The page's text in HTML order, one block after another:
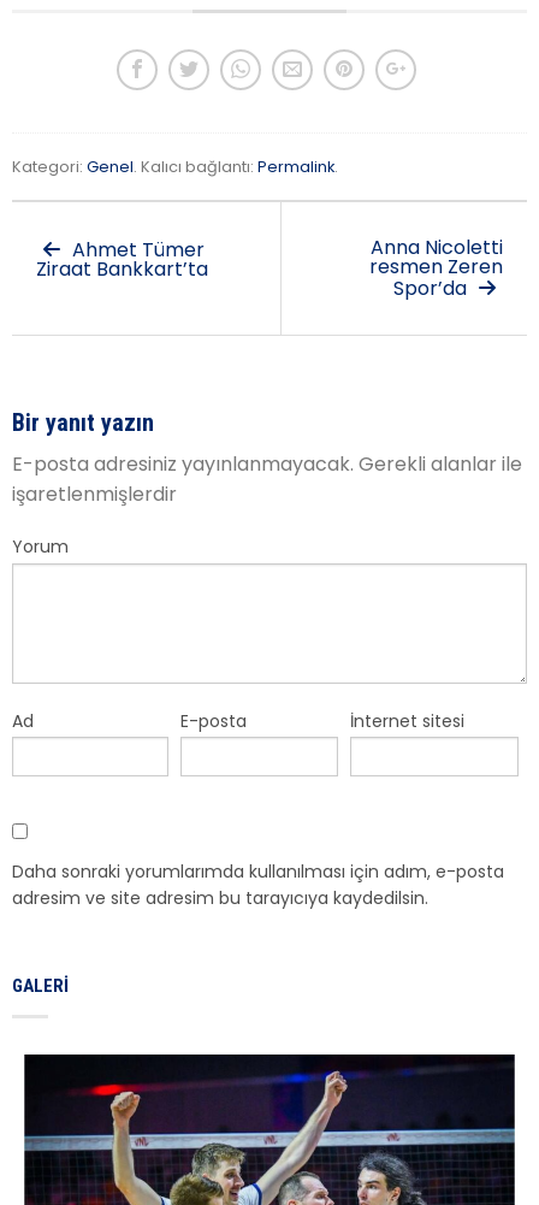
Kategori: Genel. Kalıcı bağlantı: Permalink.
Ahmet Tümer
Ziraat Bankkart’ta
Anna Nicoletti
resmen Zeren
Spor’da
Bir yanıt yazın
E-posta adresiniz yayınlanmayacak. Gerekli alanlar ile
işaretlenmişlerdir
Yorum
Ad E-posta İnternet sitesi
Daha sonraki yorumlarımda kullanılması için adım, e-posta
adresim ve site adresim bu tarayıcıya kaydedilsin.
GALERI